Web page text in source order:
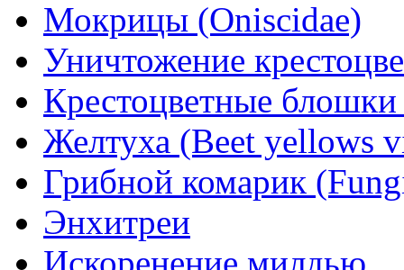
Мокрицы (Oniscidae)
Уничтожение
Крестоцветные
Желтуха (Beet yellows
Грибной комарик
Энхитреи
Искоренение милдью